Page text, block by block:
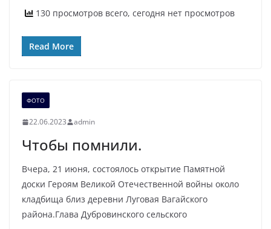
130 просмотров всего, сегодня нет просмотров
Read More
ФОТО
22.06.2023 admin
Чтобы помнили.
Вчера, 21 июня, состоялось открытие Памятной
доски Героям Великой Отечественной войны около
кладбища близ деревни Луговая Вагайского
района.Глава Дубровинского сельского